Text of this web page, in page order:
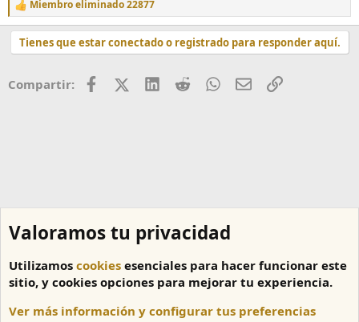
R
e
a
o
Miembro eliminado 22877
Tienes que estar conectado o registrado para responder aquí.
Compartir: FacebookX (Twitter)
LinkedIn
RedditWhatsApp
CorreoEnlace
Valoramos tu privacidad
Utilizamos cookies esenciales para hacer funcionar este
sitio, y cookies opciones para mejorar tu experiencia.
Ver más información y configurar tus preferencias